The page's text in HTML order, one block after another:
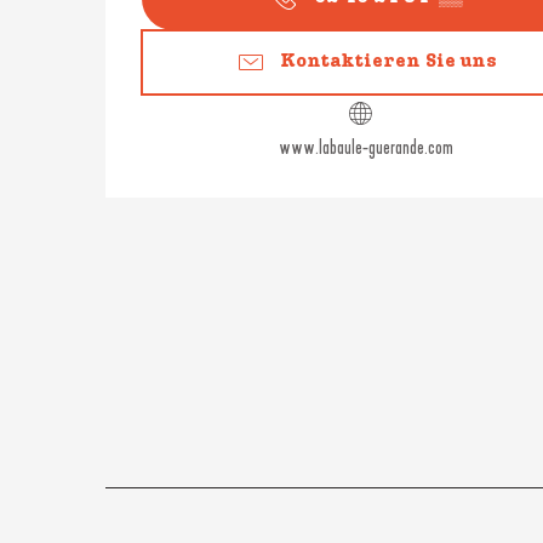
Kontaktieren Sie uns
www.labaule-guerande.com